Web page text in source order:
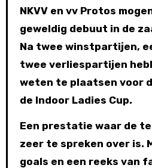
NKVV en vv Protos
geweldig debuut in de
Na twee winstpartijen,
twee verliespartijen
weten te plaatsen voor
de Indoor Ladies Cup.
Een prestatie waar de
zeer te spreken over is.
goals en een reeks van